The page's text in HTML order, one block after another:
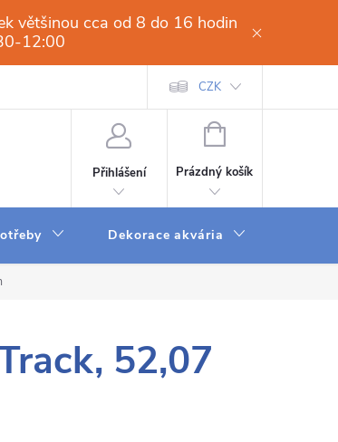
většinou cca od 8 do 16 hodin
12:00
Obchodní podmínky Dodací a platební
CZK
Přihlášení
NÁKUPNÍ
Prázdný košík
Dekorace akvária
52,07